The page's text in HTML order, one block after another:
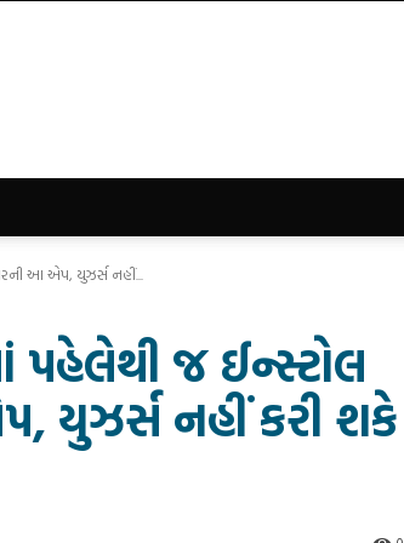
આ એપ, યુઝર્સ નહીં...
પહેલેથી જ ઈન્સ્ટોલ
યુઝર્સ નહીં કરી શકે